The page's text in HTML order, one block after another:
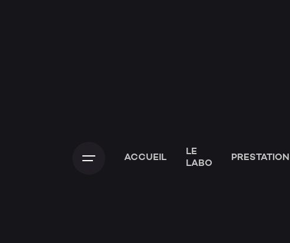
ACCUEIL
LE
LABO